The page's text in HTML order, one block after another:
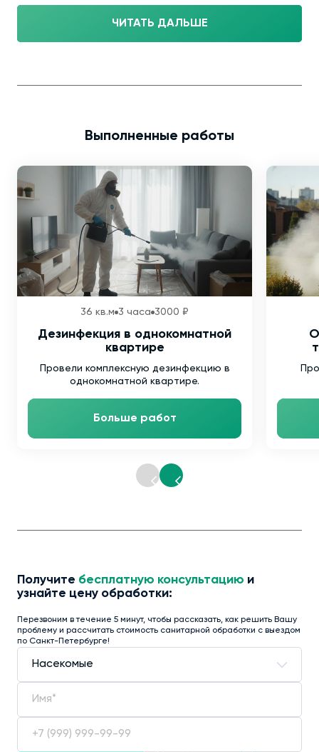
ЧИТАТЬ ДАЛЬШЕ
Выполненные работы
36 кв.м 3 часа 3000 ₽
Дезинфекция в однокомнатной
квартире
Провели комплексную дезинфекцию в
однокомнатной квартире.
Больше работ
Получите бесплатную консультацию и
узнайте цену обработки:
Перезвоним в течение 5 минут, чтобы рассказать, как решить Вашу
проблему и рассчитать стоимость санитарной обработки с выездом
по Санкт-Петербурге!